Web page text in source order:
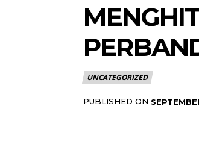
UNCATEGORIZED
PUBLISHED ON